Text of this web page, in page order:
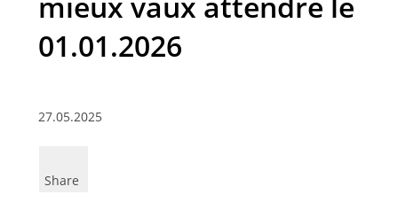
01.01.2026
27.05.2025
Share